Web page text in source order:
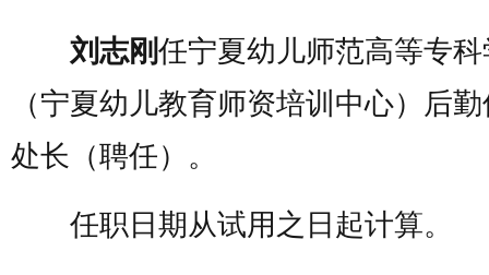
刘志刚任宁夏幼儿师范高等专
（宁夏幼儿教育师资培训中心）后
处长（聘任）。
任职日期从试用之日起计算。